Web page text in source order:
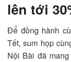
lên tới
Để đồng hành
Tết, sum họp
Nội Bài đã